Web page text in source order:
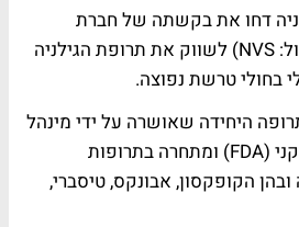
דחו את בקשתה של חברת
התרופות נוברטיס (סימול: NVS) לשווק את תרופת הגילניה
בחולי טרשת נפוצה.
היחידה שאושרה על ידי מינהל
המזון והתרופות האמריקני (FDA) ומתחרה בתרופות
הקופקסון, אבונקס, טיסברי,